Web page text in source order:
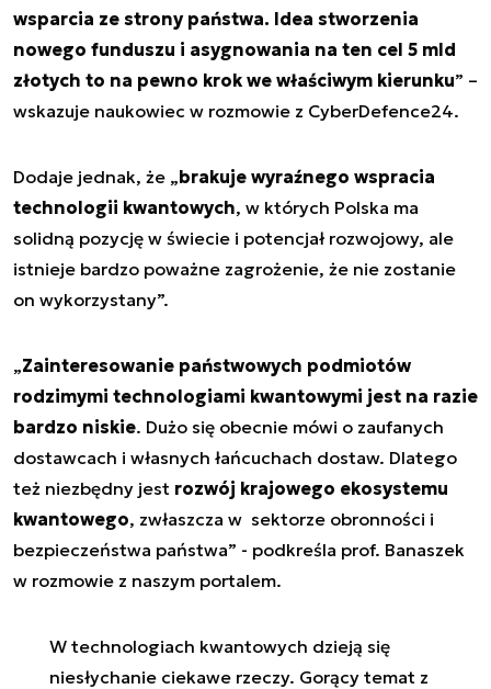
wsparcia ze strony państwa. Idea stworzenia
nowego funduszu i asygnowania na ten cel 5 mld
złotych to na pewno krok we właściwym kierunku” –
wskazuje naukowiec w rozmowie z CyberDefence24.
Dodaje jednak, że „brakuje wyraźnego wspracia
technologii kwantowych, w których Polska ma
solidną pozycję w świecie i potencjał rozwojowy, ale
istnieje bardzo poważne zagrożenie, że nie zostanie
on wykorzystany”.
„Zainteresowanie państwowych podmiotów
rodzimymi technologiami kwantowymi jest na razie
bardzo niskie. Dużo się obecnie mówi o zaufanych
dostawcach i własnych łańcuchach dostaw. Dlatego
też niezbędny jest rozwój krajowego ekosystemu
kwantowego, zwłaszcza w sektorze obronności i
bezpieczeństwa państwa” - podkreśla prof. Banaszek
w rozmowie z naszym portalem.
W technologiach kwantowych dzieją się
niesłychanie ciekawe rzeczy. Gorący temat z